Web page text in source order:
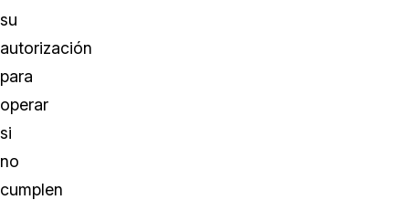
su
autorización
para
operar
si
no
cumplen